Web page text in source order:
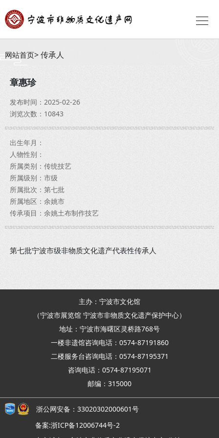
网站首页 传承人
章惠珍
发布时间：2025-02-26
浏览次数：10843
出生年月：
人物性别：
所属类别：传统技艺
所属级别：市级
所属批次：第七批
所属地区：余姚市
传承项目：余姚土布制作技艺
第七批宁波市级非物质文化遗产代表性传承人
主办：宁波市文化馆
（宁波市展览馆 宁波市非物质文化遗产保护中心）
地址：宁波市海曙区灵桥路768号
一楼非遗馆咨询电话：0574-87191860
二楼服务台咨询电话：0574-87195371
咨询电话：0574-87195071
邮编：315000
浙公网安备：33020302000601号
备案:浙ICP备12006744号-2